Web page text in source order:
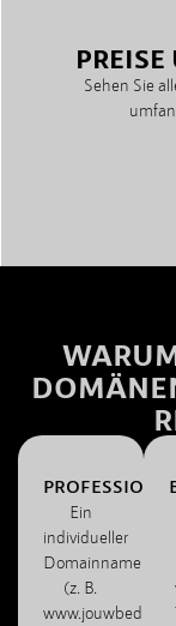
Sehen Sie
Ein
individueller
Domainname
(z. B.